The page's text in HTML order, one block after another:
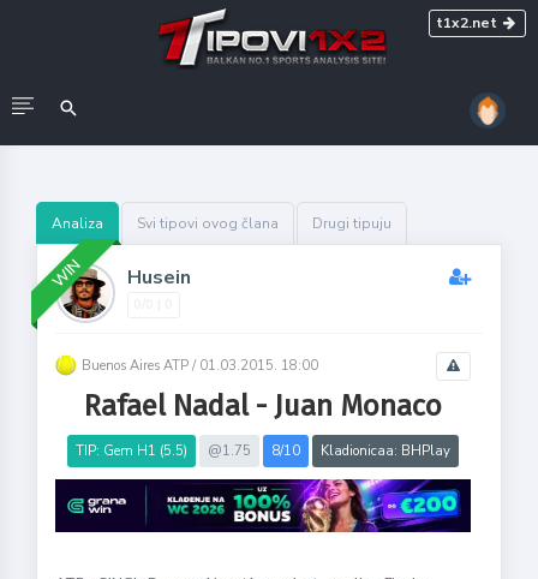
t1x2.net
Analiza Svi tipovi ovog člana Drugi tipuju
WIN Husein
Buenos Aires ATP / 01.03.2015. 18:00
Rafael Nadal - Juan Monaco
TIP: Gem H1 (5.5) @1.75 8/10 Kladionicaa: BHPlay